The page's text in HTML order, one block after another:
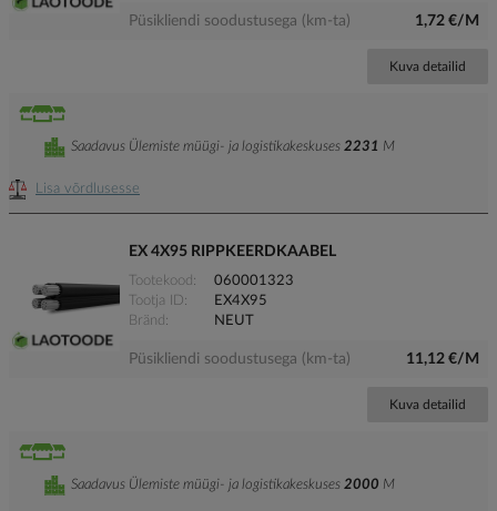
Püsikliendi soodustusega (km-ta) 1,72 €/M
Kuva detailid
Lisa võrdlusesse
Saadavus Ülemiste müügi- ja logistikakeskuses 2231 M
EX 4X95 RIPPKEERDKAABEL
Tootekood
060001323
Tootja ID
EX4X95
Bränd
NEUT
Püsikliendi soodustusega (km-ta) 11,12 €/M
Kuva detailid
Saadavus Ülemiste müügi- ja logistikakeskuses 2000 M